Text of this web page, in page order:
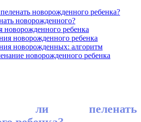
новорожденного ребенка?
новорожденного?
ребенка
новорожденного ребенка
новорожденных: алгоритм
новорожденного ребенка
ли пеленать